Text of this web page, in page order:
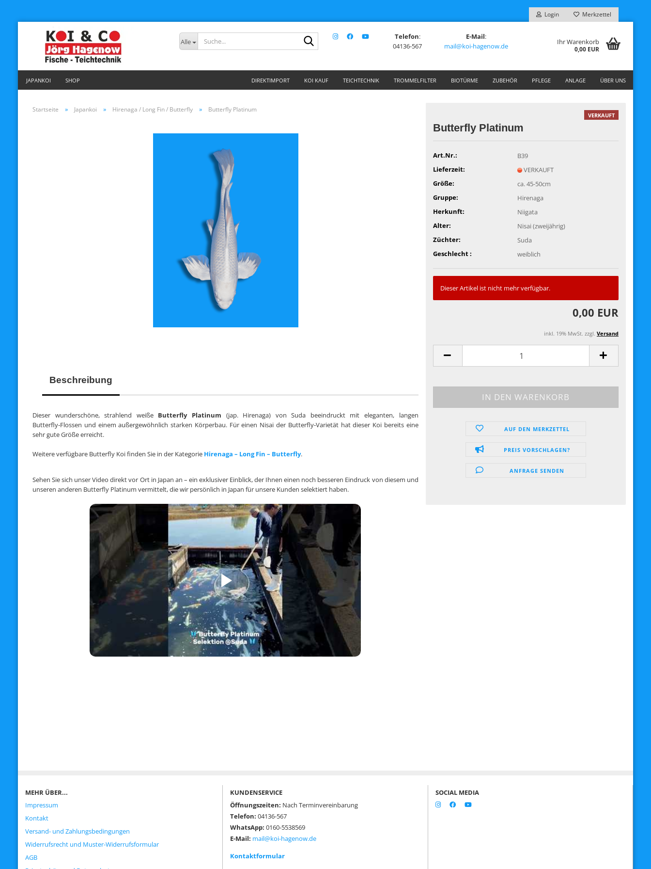
Login Merkzettel
Alle
Suche... Telefon:
04136-567
E-Mail:
mail@koi-hagenow.de
Ihr Warenkorb
0,00 EUR
JAPANKOI SHOP DIREKTIMPORT KOI KAUF TEICHTECHNIK TROMMELFILTER BIOTÜRME ZUBEHÖR PFLEGE ANLAGE ÜBER UNS
Startseite » Japankoi » Hirenaga / Long Fin / Butterfly » Butterfly Platinum
VERKAUFT
Butterfly Platinum
Art.Nr.:
B39
Lieferzeit:
VERKAUFT
Größe:
ca. 45-50cm
Gruppe:
Hirenaga
Herkunft:
Niigata
Alter:
Nisai (zweijährig)
Züchter:
Suda
Geschlecht :
weiblich
Dieser Artikel ist nicht mehr verfügbar.
0,00 EUR
inkl. 19% MwSt. zzgl. Versand
AUF DEN MERKZETTEL
PREIS VORSCHLAGEN?
ANFRAGE SENDEN
Beschreibung
Dieser wunderschöne, strahlend weiße Butterfly Platinum (jap. Hirenaga) von Suda beeindruckt mit eleganten, langen
Butterfly‑Flossen und einem außergewöhnlich starken Körperbau. Für einen Nisai der Butterfly‑Varietät hat dieser Koi bereits eine
sehr gute Größe erreicht.
Weitere verfügbare Butterfly Koi finden Sie in der Kategorie Hirenaga – Long Fin – Butterfly.
Sehen Sie sich unser Video direkt vor Ort in Japan an – ein exklusiver Einblick, der Ihnen einen noch besseren Eindruck von diesem und
unseren anderen Butterfly Platinum vermittelt, die wir persönlich in Japan für unsere Kunden selektiert haben.
MEHR ÜBER...
Impressum
Kontakt
Versand- und Zahlungsbedingungen
Widerrufsrecht und Muster-Widerrufsformular
AGB
KUNDENSERVICE
Öffnungszeiten: Nach Terminvereinbarung
Telefon:04136-567
WhatsApp:0160-5538569
E-Mail: mail@koi-hagenow.de
Kontaktformular
SOCIAL MEDIA